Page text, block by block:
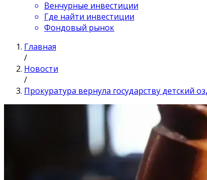
Венчурные инвестиции
Где найти инвестиции
Фондовый рынок
Главная
/
Новости
/
Прокуратура вернула государству детский